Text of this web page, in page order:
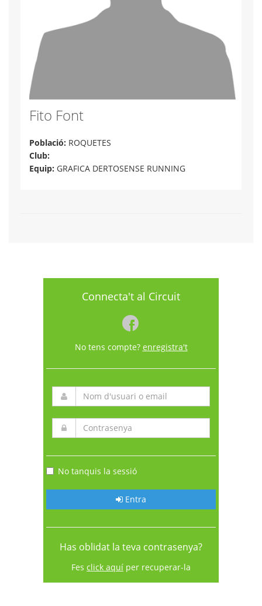
Fito Font
Població: ROQUETES
Club:
Equip: GRAFICA DERTOSENSE RUNNING
Connecta't al Circuit
No tens compte? enregistra't
No tanquis la sessió
Entra
Has oblidat la teva contrasenya?
Fes click aquí per recuperar-la